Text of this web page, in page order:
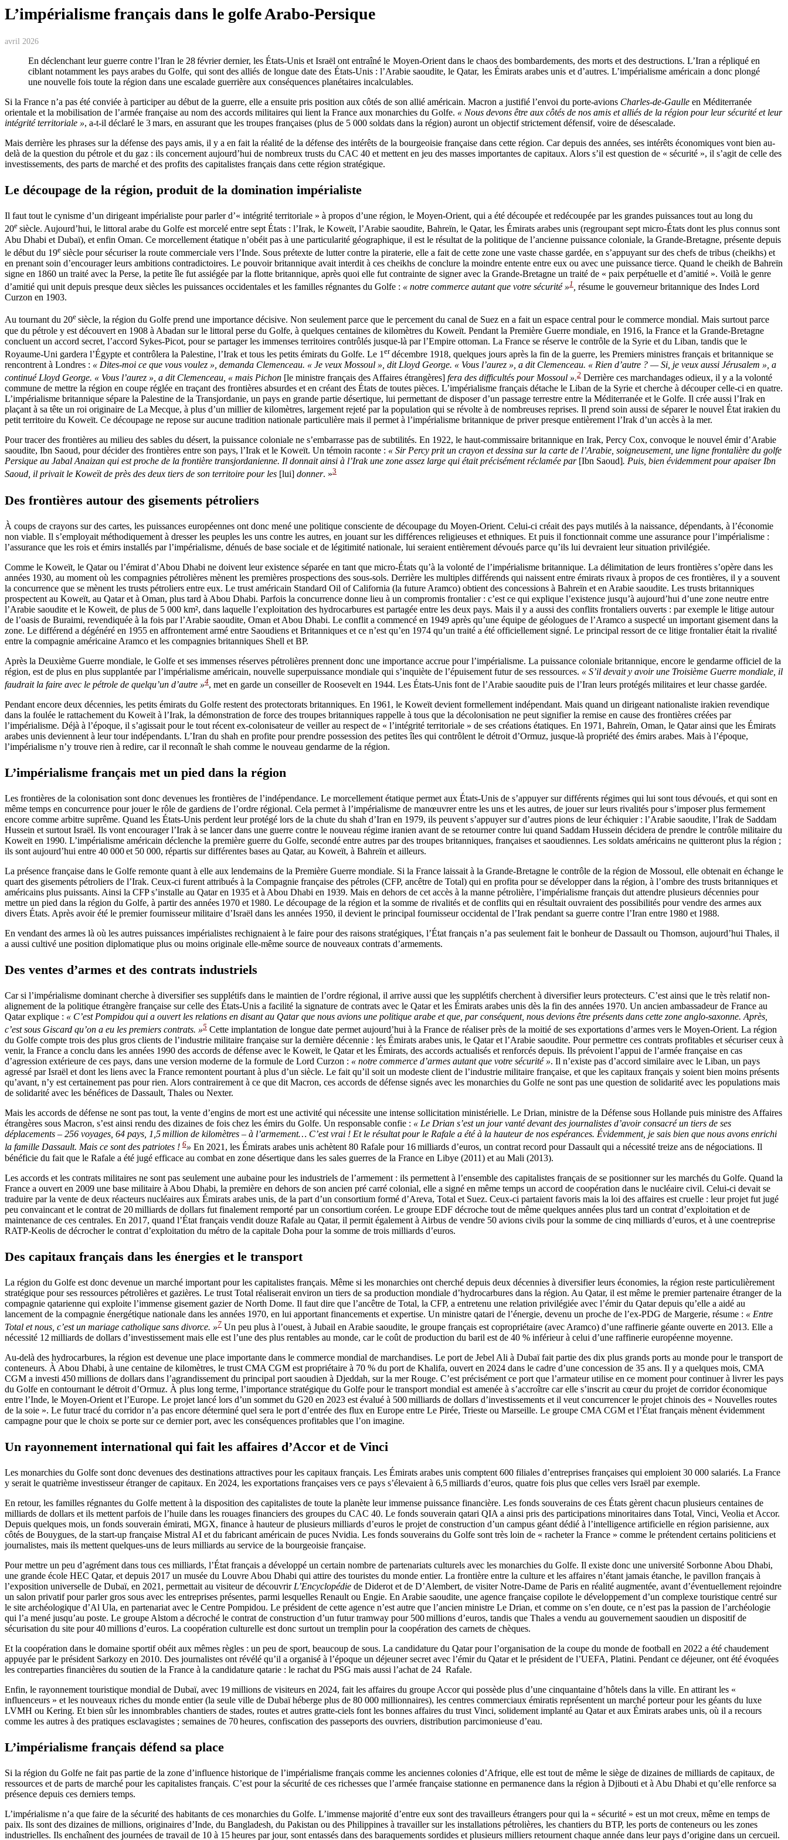
L’impérialisme français dans le golfe Arabo-Persique
avril 2026
En déclenchant leur guerre contre l’Iran le 28 février dernier, les États-Unis et Israël ont entraîné le Moyen-Orient dans le chaos des bombardements, des morts et des destructions. L’Iran a répliqué en
ciblant notamment les pays arabes du Golfe, qui sont des alliés de longue date des États-Unis : l’Arabie saoudite, le Qatar, les Émirats arabes unis et d’autres. L’impérialisme américain a donc plongé
une nouvelle fois toute la région dans une escalade guerrière aux conséquences planétaires incalculables.
Si la France n’a pas été conviée à participer au début de la guerre, elle a ensuite pris position aux côtés de son allié américain. Macron a justifié l’envoi du porte-avions Charles-de-Gaulle en Méditerranée
orientale et la mobilisation de l’armée française au nom des accords militaires qui lient la France aux monarchies du Golfe. « Nous devons être aux côtés de nos amis et alliés de la région pour leur sécurité et leur
intégrité territoriale », a-t-il déclaré le 3 mars, en assurant que les troupes françaises (plus de 5 000 soldats dans la région) auront un objectif strictement défensif, voire de désescalade.
Mais derrière les phrases sur la défense des pays amis, il y a en fait la réalité de la défense des intérêts de la bourgeoisie française dans cette région. Car depuis des années, ses intérêts économiques vont bien au-
delà de la question du pétrole et du gaz : ils concernent aujourd’hui de nombreux trusts du CAC 40 et mettent en jeu des masses importantes de capitaux. Alors s’il est question de « sécurité », il s’agit de celle des
investissements, des parts de marché et des profits des capitalistes français dans cette région stratégique.
Le découpage de la région, produit de la domination impérialiste
Il faut tout le cynisme d’un dirigeant impérialiste pour parler d’« intégrité territoriale » à propos d’une région, le Moyen-Orient, qui a été découpée et redécoupée par les grandes puissances tout au long du
20e siècle. Aujourd’hui, le littoral arabe du Golfe est morcelé entre sept États : l’Irak, le Koweït, l’Arabie saoudite, Bahreïn, le Qatar, les Émirats arabes unis (regroupant sept micro-États dont les plus connus sont
Abu Dhabi et Dubaï), et enfin Oman. Ce morcellement étatique n’obéit pas à une particularité géographique, il est le résultat de la politique de l’ancienne puissance coloniale, la Grande-Bretagne, présente depuis
le début du 19e siècle pour sécuriser la route commerciale vers l’Inde. Sous prétexte de lutter contre la piraterie, elle a fait de cette zone une vaste chasse gardée, en s’appuyant sur des chefs de tribus (cheikhs) et
en prenant soin d’encourager leurs ambitions contradictoires. Le pouvoir britannique avait interdit à ces cheikhs de conclure la moindre entente entre eux ou avec une puissance tierce. Quand le cheikh de Bahreïn
signe en 1860 un traité avec la Perse, la petite île fut assiégée par la flotte britannique, après quoi elle fut contrainte de signer avec la Grande-Bretagne un traité de « paix perpétuelle et d’amitié ». Voilà le genre
d’amitié qui unit depuis presque deux siècles les puissances occidentales et les familles régnantes du Golfe : « notre commerce autant que votre sécurité »1
résume le gouverneur britannique des Indes Lord
Curzon en 1903.
Au tournant du 20e siècle, la région du Golfe prend une importance décisive. Non seulement parce que le percement du canal de Suez en a fait un espace central pour le commerce mondial. Mais surtout parce
que du pétrole y est découvert en 1908 à Abadan sur le littoral perse du Golfe, à quelques centaines de kilomètres du Koweït. Pendant la Première Guerre mondiale, en 1916, la France et la Grande-Bretagne
concluent un accord secret, l’accord Sykes-Picot, pour se partager les immenses territoires contrôlés jusque-là par l’Empire ottoman. La France se réserve le contrôle de la Syrie et du Liban, tandis que le
Royaume-Uni gardera l’Égypte et contrôlera la Palestine, l’Irak et tous les petits émirats du Golfe. Le 1 erdécembre 1918, quelques jours après la fin de la guerre, les Premiers ministres français et britannique se
rencontrent à Londres : « Dites-moi ce que vous voulez », demanda Clemenceau. « Je veux Mossoul », dit Lloyd George. « Vous l’aurez », a dit Clemenceau. « Rien d’autre ? — Si, je veux aussi Jérusalem », a
continué Lloyd George. « Vous l’aurez », a dit Clemenceau, « mais Pichon [le ministre français des Affaires étrangères] fera des difficultés pour Mossoul ».2 Derrière ces marchandages odieux, il y a la volonté
commune de mettre la région en coupe réglée en traçant des frontières absurdes et en créant des États de toutes pièces. L’impérialisme français détache le Liban de la Syrie et cherche à découper celle-ci en quatre.
L’impérialisme britannique sépare la Palestine de la Transjordanie, un pays en grande partie désertique, lui permettant de disposer d’un passage terrestre entre la Méditerranée et le Golfe. Il crée aussi l’Irak en
plaçant à sa tête un roi originaire de La Mecque, à plus d’un millier de kilomètres, largement rejeté par la population qui se révolte à de nombreuses reprises. Il prend soin aussi de séparer le nouvel État irakien du
petit territoire du Koweït. Ce découpage ne repose sur aucune tradition nationale particulière mais il permet à l’impérialisme britannique de priver presque entièrement l’Irak d’un accès à la mer.
Pour tracer des frontières au milieu des sables du désert, la puissance coloniale ne s’embarrasse pas de subtilités. En 1922, le haut-commissaire britannique en Irak, Percy Cox, convoque le nouvel émir d’Arabie
saoudite, Ibn Saoud, pour décider des frontières entre son pays, l’Irak et le Koweït. Un témoin raconte : « Sir Percy prit un crayon et dessina sur la carte de l’Arabie, soigneusement, une ligne frontalière du golfe
Persique au Jabal Anaizan qui est proche de la frontière transjordanienne. Il donnait ainsi à l’Irak une zone assez large qui était précisément réclamée par [Ibn Saoud]. Puis, bien évidemment pour apaiser Ibn
Saoud, il privait le Koweït de près des deux tiers de son territoire pour les [lui] donner. »3
Des frontières autour des gisements pétroliers
À coups de crayons sur des cartes, les puissances européennes ont donc mené une politique consciente de découpage du Moyen-Orient. Celui-ci créait des pays mutilés à la naissance, dépendants, à l’économie
non viable. Il s’employait méthodiquement à dresser les peuples les uns contre les autres, en jouant sur les différences religieuses et ethniques. Et puis il fonctionnait comme une assurance pour l’impérialisme :
l’assurance que les rois et émirs installés par l’impérialisme, dénués de base sociale et de légitimité nationale, lui seraient entièrement dévoués parce qu’ils lui devraient leur situation privilégiée.
Comme le Koweït, le Qatar ou l’émirat d’Abou Dhabi ne doivent leur existence séparée en tant que micro-États qu’à la volonté de l’impérialisme britannique. La délimitation de leurs frontières s’opère dans les
années 1930, au moment où les compagnies pétrolières mènent les premières prospections des sous-sols. Derrière les multiples différends qui naissent entre émirats rivaux à propos de ces frontières, il y a souvent
la concurrence que se mènent les trusts pétroliers entre eux. Le trust américain Standard Oil of California (la future Aramco) obtient des concessions à Bahreïn et en Arabie saoudite. Les trusts britanniques
prospectent au Koweït, au Qatar et à Oman, plus tard à Abou Dhabi. Parfois la concurrence donne lieu à un compromis frontalier : c’est ce qui explique l’existence jusqu’à aujourd’hui d’une zone neutre entre
l’Arabie saoudite et le Koweït, de plus de 5 000 km², dans laquelle l’exploitation des hydrocarbures est partagée entre les deux pays. Mais il y a aussi des conflits frontaliers ouverts : par exemple le litige autour
de l’oasis de Buraimi, revendiquée à la fois par l’Arabie saoudite, Oman et Abou Dhabi. Le conflit a commencé en 1949 après qu’une équipe de géologues de l’Aramco a suspecté un important gisement dans la
zone. Le différend a dégénéré en 1955 en affrontement armé entre Saoudiens et Britanniques et ce n’est qu’en 1974 qu’un traité a été officiellement signé. Le principal ressort de ce litige frontalier était la rivalité
entre la compagnie américaine Aramco et les compagnies britanniques Shell et BP.
Après la Deuxième Guerre mondiale, le Golfe et ses immenses réserves pétrolières prennent donc une importance accrue pour l’impérialisme. La puissance coloniale britannique, encore le gendarme officiel de la
région, est de plus en plus supplantée par l’impérialisme américain, nouvelle superpuissance mondiale qui s’inquiète de l’épuisement futur de ses ressources. « S’il devait y avoir une Troisième Guerre mondiale, il
faudrait la faire avec le pétrole de quelqu’un d’autre »4, met en garde un conseiller de Roosevelt en 1944. Les États-Unis font de l’Arabie saoudite puis de l’Iran leurs protégés militaires et leur chasse gardée.
Pendant encore deux décennies, les petits émirats du Golfe restent des protectorats britanniques. En 1961, le Koweït devient formellement indépendant. Mais quand un dirigeant nationaliste irakien revendique
dans la foulée le rattachement du Koweït à l’Irak, la démonstration de force des troupes britanniques rappelle à tous que la décolonisation ne peut signifier la remise en cause des frontières créées par
l’impérialisme. Déjà à l’époque, il s’agissait pour le tout récent ex-colonisateur de veiller au respect de « l’intégrité territoriale » de ses créations étatiques. En 1971, Bahreïn, Oman, le Qatar ainsi que les Émirats
arabes unis deviennent à leur tour indépendants. L’Iran du shah en profite pour prendre possession des petites îles qui contrôlent le détroit d’Ormuz, jusque-là propriété des émirs arabes. Mais à l’époque,
l’impérialisme n’y trouve rien à redire, car il reconnaît le shah comme le nouveau gendarme de la région.
L’impérialisme français met un pied dans la région
Les frontières de la colonisation sont donc devenues les frontières de l’indépendance. Le morcellement étatique permet aux États-Unis de s’appuyer sur différents régimes qui lui sont tous dévoués, et qui sont en
même temps en concurrence pour jouer le rôle de gardiens de l’ordre régional. Cela permet à l’impérialisme de manœuvrer entre les uns et les autres, de jouer sur leurs rivalités pour s’imposer plus fermement
encore comme arbitre suprême. Quand les États-Unis perdent leur protégé lors de la chute du shah d’Iran en 1979, ils peuvent s’appuyer sur d’autres pions de leur échiquier : l’Arabie saoudite, l’Irak de Saddam
Hussein et surtout Israël­. Ils vont encourager l’Irak à se lancer dans une guerre contre le nouveau régime iranien avant de se retourner contre lui quand Saddam Hussein décidera de prendre le contrôle militaire du
Koweït en 1990. L’impérialisme américain déclenche la première guerre du Golfe, secondé entre autres par des troupes britanniques, françaises et saoudiennes. Les soldats américains ne quitteront plus la région ;
ils sont aujourd’hui entre 40 000 et 50 000, répartis sur différentes bases au Qatar, au Koweït, à Bahreïn et ailleurs.
La présence française dans le Golfe remonte quant à elle aux lendemains de la Première Guerre mondiale. Si la France laissait à la Grande-Bretagne le contrôle de la région de Mossoul, elle obtenait en échange le
quart des gisements pétroliers de l’Irak. Ceux-ci furent attribués à la Compagnie française des pétroles (CFP, ancêtre de Total) qui en profita pour se développer dans la région, à l’ombre des trusts britanniques et
américains plus puissants. Ainsi la CFP s’installe au Qatar en 1935 et à Abou Dhabi en 1939. Mais en dehors de cet accès à la manne pétrolière, l’impérialisme français dut attendre plusieurs décennies pour
mettre un pied dans la région du Golfe, à partir des années 1970 et 1980. Le découpage de la région et la somme de rivalités et de conflits qui en résultait ouvraient des possibilités pour vendre des armes aux
divers États. Après avoir été le premier fournisseur militaire d’Israël dans les années 1950, il devient le principal fournisseur occidental de l’Irak pendant sa guerre contre l’Iran entre 1980 et 1988.
En vendant des armes là où les autres puissances impérialistes rechignaient à le faire pour des raisons stratégiques, l’État français n’a pas seulement fait le bonheur de Dassault ou Thomson, aujourd’hui Thales, il
a aussi cultivé une position diplomatique plus ou moins originale elle-même source de nouveaux contrats d’armements.
Des ventes d’armes et des contrats industriels
Car si l’impérialisme dominant cherche à diversifier ses supplétifs dans le maintien de l’ordre régional, il arrive aussi que les supplétifs cherchent à diversifier leurs protecteurs. C’est ainsi que le très relatif non-
alignement de la politique étrangère française sur celle des États-Unis a facilité la signature de contrats avec le Qatar et les Émirats arabes unis dès la fin des années 1970. Un ancien ambassadeur de France au
Qatar explique : « C’est Pompidou qui a ouvert les relations en disant au Qatar que nous avions une politique arabe et que, par conséquent, nous devions être présents dans cette zone anglo-saxonne. Après,
c’est sous Giscard qu’on a eu les premiers contrats. »5 Cette implantation de longue date permet aujourd’hui à la France de réaliser près de la moitié de ses exportations d’armes vers le Moyen-Orient. La région
du Golfe compte trois des plus gros clients de l’industrie militaire française sur la dernière décennie : les Émirats arabes unis, le Qatar et l’Arabie saoudite. Pour permettre ces contrats profitables et sécuriser ceux à
venir, la France a conclu dans les années 1990 des accords de défense avec le Koweït, le Qatar et les Émirats, des accords actualisés et renforcés depuis. Ils prévoient l’appui de l’armée française en cas
d’agression extérieure de ces pays, dans une version moderne de la formule de Lord Curzon : « notre commerce d’armes autant que votre sécurité ». Il n’existe pas d’accord similaire avec le Liban, un pays
agressé par Israël et dont les liens avec la France remontent pourtant à plus d’un siècle. Le fait qu’il soit un modeste client de l’industrie militaire française, et que les capitaux français y soient bien moins présents
qu’avant, n’y est certainement pas pour rien. Alors contrairement à ce que dit Macron, ces accords de défense signés avec les monarchies du Golfe ne sont pas une question de solidarité avec les populations mais
de solidarité avec les bénéfices de Dassault, Thales ou Nexter.
Mais les accords de défense ne sont pas tout, la vente d’engins de mort est une activité qui nécessite une intense sollicitation ministérielle. Le Drian, ministre de la Défense sous Hollande puis ministre des Affaires
étrangères sous Macron, s’est ainsi rendu des dizaines de fois chez les émirs du Golfe. Un responsable confie : « Le Drian s’est un jour vanté devant des journalistes d’avoir consacré un tiers de ses
déplacements – 256 voyages, 64 pays, 1,5 million de kilomètres – à l’armement… C’est vrai ! Et le résultat pour le Rafale a été à la hauteur de nos espérances. Évidemment, je sais bien que nous avons enrichi
la famille Dassault. Mais ce sont des patriotes ! 6» En 2021, les Émirats arabes unis achètent 80 Rafale pour 16 milliards d’euros, un contrat record pour Dassault qui a nécessité treize ans de négociations. Il
bénéficie du fait que le Rafale a été jugé efficace au combat en zone désertique dans les sales guerres de la France en Libye (2011) et au Mali (2013).
Les accords et les contrats militaires ne sont pas seulement une aubaine pour les industriels de l’armement : ils permettent à l’ensemble des capitalistes français de se positionner sur les marchés du Golfe. Quand la
France a ouvert en 2009 une base militaire à Abou Dhabi, la première en dehors de son ancien pré carré colonial, elle a signé en même temps un accord de coopération dans le nucléaire civil. Celui-ci devait se
traduire par la vente de deux réacteurs nucléaires aux Émirats arabes unis, de la part d’un consortium formé d’Areva, Total et Suez. Ceux-ci partaient favoris mais la loi des affaires est cruelle : leur projet fut jugé
peu convaincant et le contrat de 20 milliards de dollars fut finalement remporté par un consortium coréen. Le groupe EDF décroche tout de même quelques années plus tard un contrat d’exploitation et de
maintenance de ces centrales. En 2017, quand l’État français vendit douze Rafale au Qatar, il permit également à Airbus de vendre 50 avions civils pour la somme de cinq milliards d’euros, et à une coentreprise
RATP-Keolis de décrocher le contrat d’exploitation du métro de la capitale Doha pour la somme de trois milliards d’euros.
Des capitaux français dans les énergies et le transport
La région du Golfe est donc devenue un marché important pour les capitalistes français. Même si les monarchies ont cherché depuis deux décennies à diversifier leurs économies, la région reste particulièrement
stratégique pour ses ressources pétrolières et gazières. Le trust Total réaliserait environ un tiers de sa production mondiale d’hydrocarbures dans la région. Au Qatar, il est même le premier partenaire étranger de la
compa­gnie qatarienne qui exploite l’immense gisement gazier de North Dome. Il faut dire que l’ancêtre de Total, la CFP, a entretenu une relation privilégiée avec l’émir du Qatar depuis qu’elle a aidé au
lancement de la compagnie énergétique nationale dans les années 1970, en lui apportant financements et expertise. Un ministre qatari de l’énergie, devenu un proche de l’ex-PDG de Margerie, résume : « Entre
Total et nous, c’est un mariage catholique sans divorce. »7 Un peu plus à l’ouest, à Jubail en Arabie saoudite, le groupe français est copropriétaire (avec Aramco) d’une raffinerie géante ouverte en 2013. Elle a
nécessité 12 milliards de dollars d’investissement mais elle est l’une des plus rentables au monde, car le coût de production du baril est de 40 % inférieur à celui d’une raffinerie européenne moyenne.
Au-delà des hydrocarbures, la région est devenue une place importante dans le commerce mondial de marchandises. Le port de Jebel Ali à Dubaï fait partie des dix plus grands ports au monde pour le transport de
conteneurs. À Abou Dhabi, à une centaine de kilomètres, le trust CMA CGM est propriétaire à 70 % du port de Khalifa, ouvert en 2024 dans le cadre d’une concession de 35 ans. Il y a quelques mois, CMA
CGM a investi 450 millions de dollars dans l’agrandissement du principal port saoudien à Djeddah, sur la mer Rouge. C’est précisément ce port que l’armateur utilise en ce moment pour continuer à livrer les pays
du Golfe en contournant le détroit d’Ormuz. À plus long terme, l’importance stratégique du Golfe pour le transport mondial est amenée à s’accroître car elle s’inscrit au cœur du projet de corridor économique
entre l’Inde, le Moyen-Orient et l’Europe. Le projet lancé lors d’un sommet du G20 en 2023 est évalué à 500 milliards de dollars d’investissements et il veut concurrencer le projet chinois des « Nouvelles routes
de la soie ». Le futur tracé du corridor n’a pas encore déterminé quel sera le port d’entrée des flux en Europe entre Le Pirée, Trieste ou Marseille. Le groupe CMA CGM et l’État français mènent évidemment
campagne pour que le choix se porte sur ce dernier port, avec les conséquences profitables que l’on imagine.
Un rayonnement international qui fait les affaires d’Accor et de Vinci
Les monarchies du Golfe sont donc devenues des destinations attractives pour les capitaux français. Les Émirats arabes unis comptent 600 filiales d’entreprises françaises qui emploient 30 000 salariés. La France
y serait le quatrième investisseur étranger de capitaux. En 2024, les exportations françaises vers ce pays s’élevaient à 6,5 milliards d’euros, quatre fois plus que celles vers Israël par exemple.
En retour, les familles régnantes du Golfe mettent à la disposition des capitalistes de toute la planète leur immense puissance financière. Les fonds souverains de ces États gèrent chacun plusieurs centaines de
milliards de dollars et ils mettent parfois de l’huile dans les rouages financiers des groupes du CAC 40. Le fonds souverain qatari QIA a ainsi pris des participations minoritaires dans Total, Vinci, Veolia et Accor.
Depuis quelques mois, un fonds souverain émirati, MGX, finance à hauteur de plusieurs milliards d’euros le projet de construction d’un campus géant dédié à l’intelligence artificielle en région parisienne, aux
côtés de Bouygues, de la start-up française Mistral AI et du fabricant américain de puces Nvidia. Les fonds souverains du Golfe sont très loin de « racheter la France » comme le prétendent certains politiciens et
journalistes, mais ils mettent quelques-uns de leurs milliards au service de la bourgeoisie française.
Pour mettre un peu d’agrément dans tous ces milliards, l’État français a développé un certain nombre de partenariats culturels avec les monarchies du Golfe. Il existe donc une université Sorbonne Abou Dhabi,
une grande école HEC Qatar, et depuis 2017 un musée du Louvre Abou Dhabi qui attire des touristes du monde entier. La frontière entre la culture et les affaires n’étant jamais étanche, le pavillon français à
l’exposition universelle de Dubaï, en 2021, permettait au visiteur de découvrir L’Encyclopédie de Diderot et de D’Alembert, de visiter Notre-Dame de Paris en réalité augmentée, avant d’éventuellement rejoindre
un salon privatif pour parler gros sous avec les entreprises présentes, parmi lesquelles Renault ou Engie. En Arabie saoudite, une agence française copilote le développement d’un complexe touristique centré sur
le site archéologique d’Al Ula, en partenariat avec le Centre Pompidou. Le président de cette agence n’est autre que l’ancien ministre Le Drian, et comme on s’en doute, ce n’est pas la passion de l’archéologie
qui l’a mené jusqu’au poste. Le groupe Alstom a décroché le contrat de construction d’un futur tramway pour 500 millions d’euros, tandis que Thales a vendu au gouvernement saoudien un dispositif de
sécurisation du site pour 40 millions d’euros. La coopération culturelle est donc surtout un tremplin pour la coopération des carnets de chèques.
Et la coopération dans le domaine sportif obéit aux mêmes règles : un peu de sport, beaucoup de sous. La candidature du Qatar pour l’organisation de la coupe du monde de football en 2022 a été chaudement
appuyée par le président Sarkozy en 2010. Des journalistes ont révélé qu’il a organisé à l’époque un déjeuner secret avec l’émir du Qatar et le président de l’UEFA, Platini. Pendant ce déjeuner, ont été évoquées
les contreparties financières du soutien de la France à la candidature qatarie : le rachat du PSG mais aussi l’achat de 24 Rafale.
Enfin, le rayonnement touristique mondial de Dubaï, avec 19 millions de visiteurs en 2024, fait les affaires du groupe Accor qui possède plus d’une cinquantaine d’hôtels dans la ville. En attirant les «
influenceurs » et les nouveaux riches du monde entier (la seule ville de Dubaï héberge plus de 80 000 millionnaires), les centres commerciaux émiratis représentent un marché porteur pour les géants du luxe
LVMH ou Kering. Et bien sûr les innombrables chantiers de stades, routes et autres gratte-ciels font les bonnes affaires du trust Vinci, solidement implanté au Qatar et aux Émirats arabes unis, où il a recours
comme les autres à des pratiques esclavagistes ; semaines de 70 heures, confiscation des passeports des ouvriers, distribution parcimonieuse d’eau.
L’impérialisme français défend sa place
Si la région du Golfe ne fait pas partie de la zone d’influence historique de l’impérialisme français comme les anciennes colonies d’Afrique, elle est tout de même le siège de dizaines de milliards de capitaux, de
ressources et de parts de marché pour les capitalistes français. C’est pour la sécurité de ces richesses que l’armée française stationne en permanence dans la région à Djibouti et à Abu Dhabi et qu’elle renforce sa
présence depuis ces derniers temps.
L’impérialisme n’a que faire de la sécurité des habitants de ces monarchies du Golfe. L’immense majorité d’entre eux sont des travailleurs étrangers pour qui la « sécurité » est un mot creux, même en temps de
paix. Ils sont des dizaines de millions, originaires d’Inde, du Bangladesh, du Pakistan ou des Philippines à travailler sur les installations pétrolières, les chantiers du BTP, les ports de conteneurs ou les zones
industrielles. Ils enchaînent des journées de travail de 10 à 15 heures par jour, sont entassés dans des baraquements sordides et plusieurs milliers retournent chaque année dans leur pays d’origine dans un cercueil.